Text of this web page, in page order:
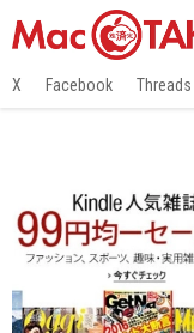
X Facebook Threads